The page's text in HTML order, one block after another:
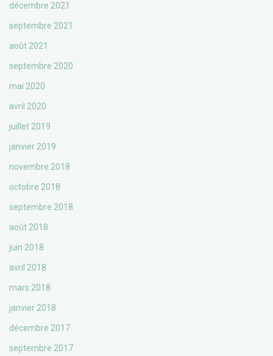
décembre 2021
septembre 2021
août 2021
septembre 2020
mai 2020
avril 2020
juillet 2019
janvier 2019
novembre 2018
octobre 2018
septembre 2018
août 2018
juin 2018
avril 2018
mars 2018
janvier 2018
décembre 2017
septembre 2017